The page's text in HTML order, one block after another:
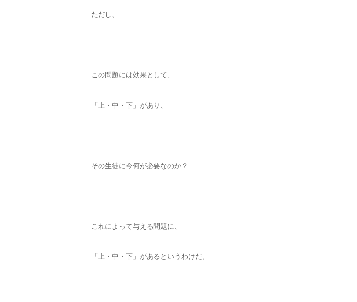
ただし、
この問題には効果として、
「上・中・下」があり、
その生徒に今何が必要なのか？
これによって与える問題に、
「上・中・下」があるというわけだ。